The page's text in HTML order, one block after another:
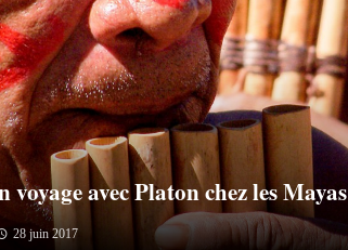
voyage avec Platon chez les Mayas
28 juin 2017